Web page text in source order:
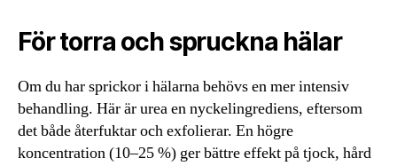
För torra och spruckna hälar
Om du har sprickor i hälarna behövs en mer intensiv
behandling. Här är urea en nyckelingrediens, eftersom
det både återfuktar och exfolierar. En högre
koncentration (10–25 %) ger bättre effekt på tjock, hård